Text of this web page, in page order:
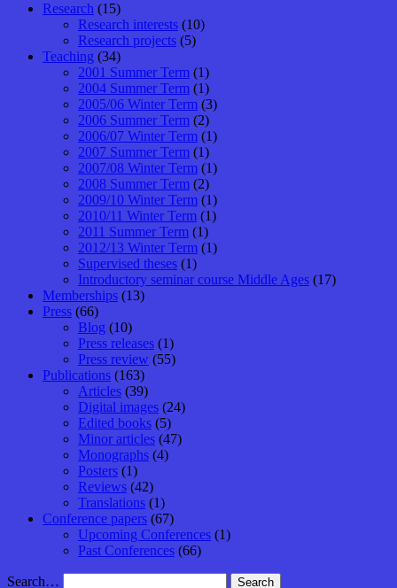
Research (15)
Research interests (10)
Research projects (5)
Teaching (34)
2001 Summer Term (1)
2004 Summer Term (1)
2005/06 Winter Term (3)
2006 Summer Term (2)
2006/07 Winter Term (1)
2007 Summer Term (1)
2007/08 Winter Term (1)
2008 Summer Term (2)
2009/10 Winter Term (1)
2010/11 Winter Term (1)
2011 Summer Term (1)
2012/13 Winter Term (1)
Supervised theses (1)
Introductory seminar course Middle Ages (17)
Memberships (13)
Press (66)
Blog (10)
Press releases (1)
Press review (55)
Publications (163)
Articles (39)
Digital images (24)
Edited books (5)
Minor articles (47)
Monographs (4)
Posters (1)
Reviews (42)
Translations (1)
Conference papers (67)
Upcoming Conferences (1)
Past Conferences (66)
Search…